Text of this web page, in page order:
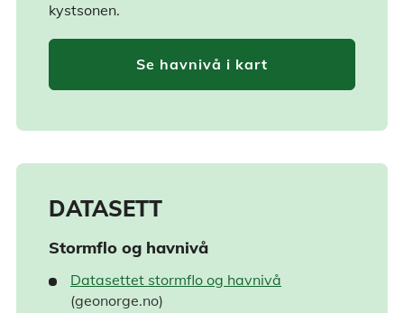
kystsonen.
Se havnivå i kart
DATASETT
Stormflo og havnivå
Datasettet stormflo og havnivå
(geonorge.no)